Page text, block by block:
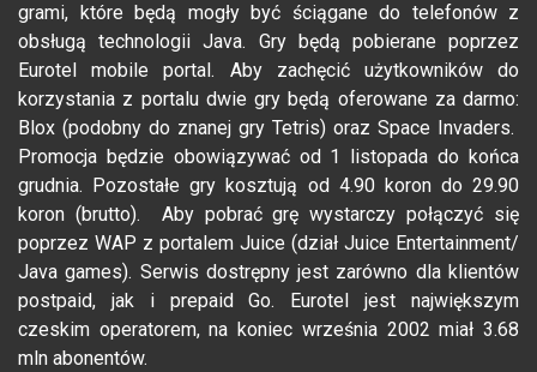
grami, które będą mogły być ściągane do telefonów z
obsługą technologii Java. Gry będą pobierane poprzez
Eurotel mobile portal. Aby zachęcić użytkowników do
korzystania z portalu dwie gry będą oferowane za darmo:
Blox (podobny do znanej gry Tetris) oraz Space Invaders.
Promocja będzie obowiązywać od 1 listopada do końca
grudnia. Pozostałe gry kosztują od 4.90 koron do 29.90
koron (brutto). Aby pobrać grę wystarczy połączyć się
poprzez WAP z portalem Juice (dział Juice Entertainment/
Java games). Serwis dostrępny jest zarówno dla klientów
postpaid, jak i prepaid Go. Eurotel jest największym
czeskim operatorem, na koniec września 2002 miał 3.68
mln abonentów.